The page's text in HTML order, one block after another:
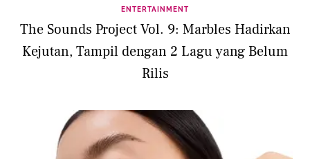
ENTERTAINMENT
The Sounds Project Vol. 9: Marbles Hadirkan
Kejutan, Tampil dengan 2 Lagu yang Belum
Rilis